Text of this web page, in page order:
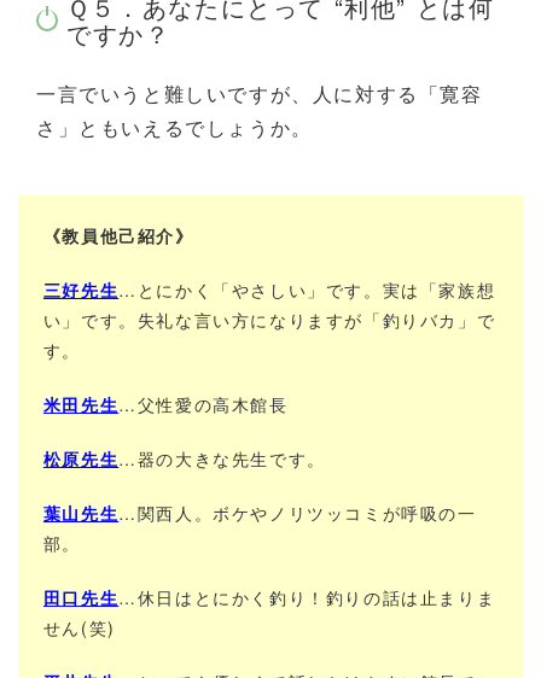
ですか？
一言でいうと難しいですが、人に対する「寛容
さ」ともいえるでしょうか。
《教員他己紹介》
三好先生…とにかく「やさしい」です。実は「家族想
い」です。失礼な言い方になりますが「釣りバカ」で
す。
米田先生…父性愛の高木館長
松原先生…器の大きな先生です。
葉山先生…関西人。ボケやノリツッコミが呼吸の一
部。
田口先生…休日はとにかく釣り！釣りの話は止まりま
せん(笑)